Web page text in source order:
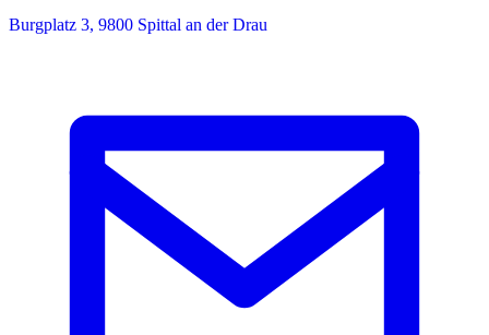
Burgplatz 3, 9800 Spittal an der Drau